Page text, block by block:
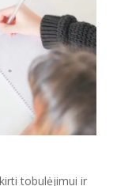
tobulėjimui ir